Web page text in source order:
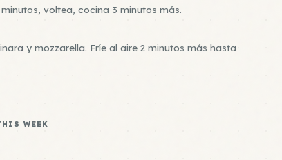
voltea, cocina 3 minutos más.
y mozzarella. Fríe al aire 2 minutos más hasta
WEEK